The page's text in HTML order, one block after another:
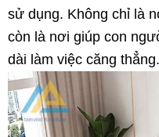
sử dụng. Không chỉ là
còn là nơi giúp con
dài làm việc căng thẳng.